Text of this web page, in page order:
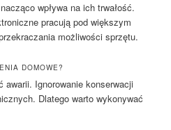
wpływa na ich trwałość.
pracują pod większym
możliwości sprzętu.
DOMOWE?
awarii. Ignorowanie konserwacji
Dlatego warto wykonywać